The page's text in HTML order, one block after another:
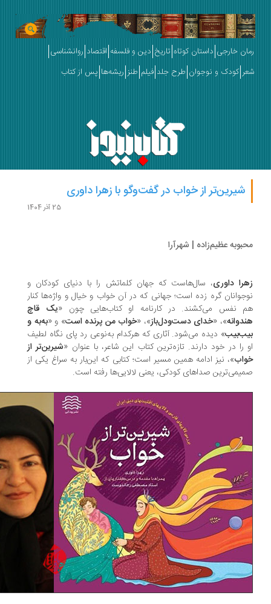
خارجی داستان کوتاه تاریخ دین و فلسفه اقتصاد روانشناسی
کودک و نوجوان طرح جلد فیلم طنز ریشه‌ها پس از کتاب
شیرین‌تر از خواب در گفت‌وگو با زهرا داوری
عظیم‌زاده | شهرآرا
داوری ، سال‌هاست که جهان کلماتش را با دنیای کودکان و
گره زده است؛ جهانی که در آن خواب و خیال و واژه‌ها کنار
نفس می‌کشند. در کارنامه‌ او کتاب‌هایی چون «یک قاچ
»، «خدای دست‌ودل‌باز»، «خواب من پرنده است» و «به‌به و
» دیده می‌شود. آثاری که هرکدام به‌نوعی رد پای نگاه لطیف
را در خود دارند. تازه‌ترین کتاب این شاعر، با عنوان «شیرین‌تر از
»، نیز ادامه‌ همین مسیر است؛ کتابی که این‌بار به سراغ یکی از
صداهای کودکی، یعنی لالایی‌ها رفته است.